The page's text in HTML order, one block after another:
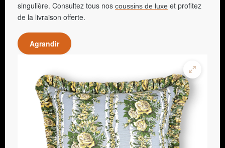
singulière. Consultez tous nos coussins de luxe et profitez
de la livraison offerte.
Agrandir